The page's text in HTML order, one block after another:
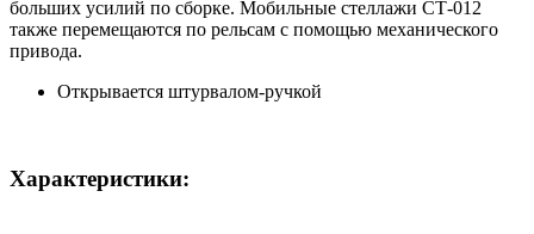
больших усилий по сборке. Мобильные стеллажи СТ-012
также перемещаются по рельсам с помощью механического
привода.
Открывается штурвалом-ручкой
Характеристики: